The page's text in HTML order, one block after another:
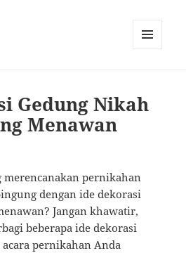
Gedung Nikah
Menawan
merencanakan pernikahan
dengan ide dekorasi
Jangan khawatir,
beberapa ide dekorasi
pernikahan Anda